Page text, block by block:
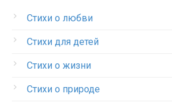
Стихи о любви
Стихи для детей
Стихи о жизни
Стихи о природе